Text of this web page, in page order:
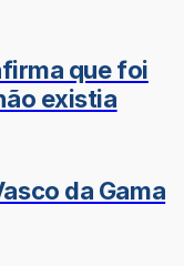
que foi
existia
da Gama